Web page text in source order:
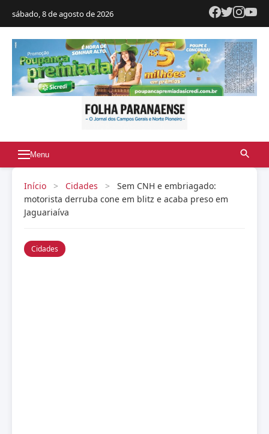
sábado, 8 de agosto de 2026
Menu
Início > Cidades >
Sem CNH e embriagado:
motorista derruba cone em blitz e acaba preso em
Jaguariaíva
Cidades